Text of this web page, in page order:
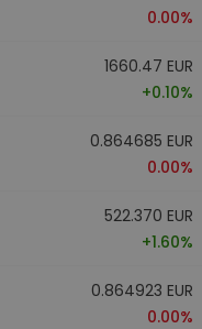
0.00%
1660.47 EUR
+0.10%
0.864685 EUR
0.00%
522.370 EUR
+1.60%
0.864923 EUR
0.00%